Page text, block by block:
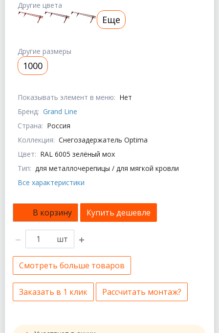
Показывать элемент в меню: Нет
Бренд: Grand Line
Страна: Россия
Коллекция: Снегозадержатель Optima
Цвет: RAL 6005 зелёный мох
Тип: для металлочерепицы / для мягкой кровли
Все характеристики
Другие цвета
Еще
Другие размеры
1000
В корзину Купить дешевле
шт
Смотреть больше товаров
Заказать в 1 клик Рассчитать монтаж?